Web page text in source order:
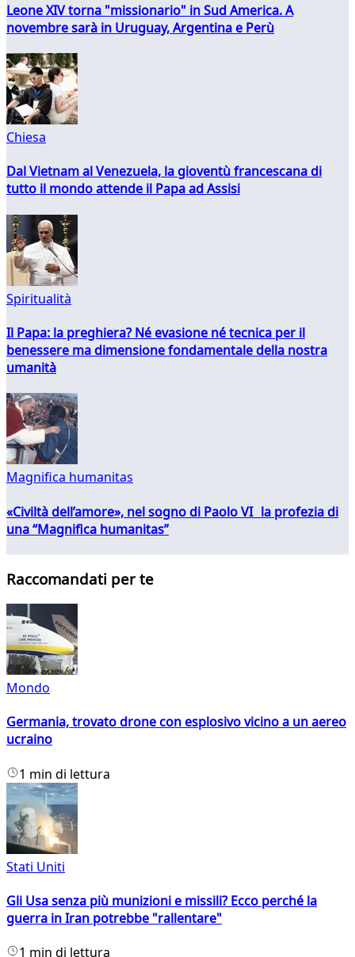
Leone XIV torna "missionario" in Sud America. A
novembre sarà in Uruguay, Argentina e Perù
Chiesa
Dal Vietnam al Venezuela, la gioventù francescana di
tutto il mondo attende il Papa ad Assisi
Spiritualità
Il Papa: la preghiera? Né evasione né tecnica per il
benessere ma dimensione fondamentale della nostra
umanità
Magnifica humanitas
«Civiltà dell’amore», nel sogno di Paolo VI la profezia di
una “Magnifica humanitas”
Raccomandati per te
Mondo
Germania, trovato drone con esplosivo vicino a un aereo
ucraino
1 min di lettura
Stati Uniti
Gli Usa senza più munizioni e missili? Ecco perché la
guerra in Iran potrebbe "rallentare"
1 min di lettura